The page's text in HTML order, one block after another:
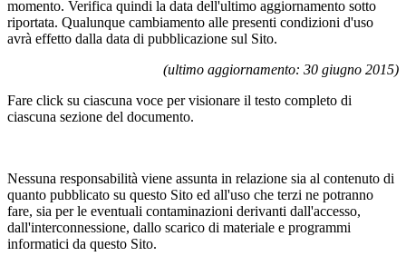
momento. Verifica quindi la data dell'ultimo aggiornamento sotto
riportata. Qualunque cambiamento alle presenti condizioni d'uso
avrà effetto dalla data di pubblicazione sul Sito.
(ultimo aggiornamento: 30 giugno 2015)
Fare click su ciascuna voce per visionare il testo completo di
ciascuna sezione del documento.
Nessuna responsabilità viene assunta in relazione sia al contenuto di
quanto pubblicato su questo Sito ed all'uso che terzi ne potranno
fare, sia per le eventuali contaminazioni derivanti dall'accesso,
dall'interconnessione, dallo scarico di materiale e programmi
informatici da questo Sito.